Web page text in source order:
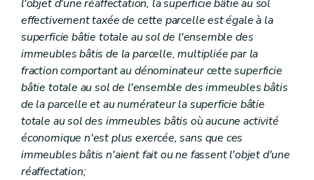
l'objet d'une réaffectation, la superficie bâtie au sol
effectivement taxée de cette parcelle est égale à la
superficie bâtie totale au sol de l'ensemble des
immeubles bâtis de la parcelle, multipliée par la
fraction comportant au dénominateur cette superficie
bâtie totale au sol de l'ensemble des immeubles bâtis
de la parcelle et au numérateur la superficie bâtie
totale au sol des immeubles bâtis où aucune activité
économique n'est plus exercée, sans que ces
immeubles bâtis n'aient fait ou ne fassent l'objet d'une
réaffectation;